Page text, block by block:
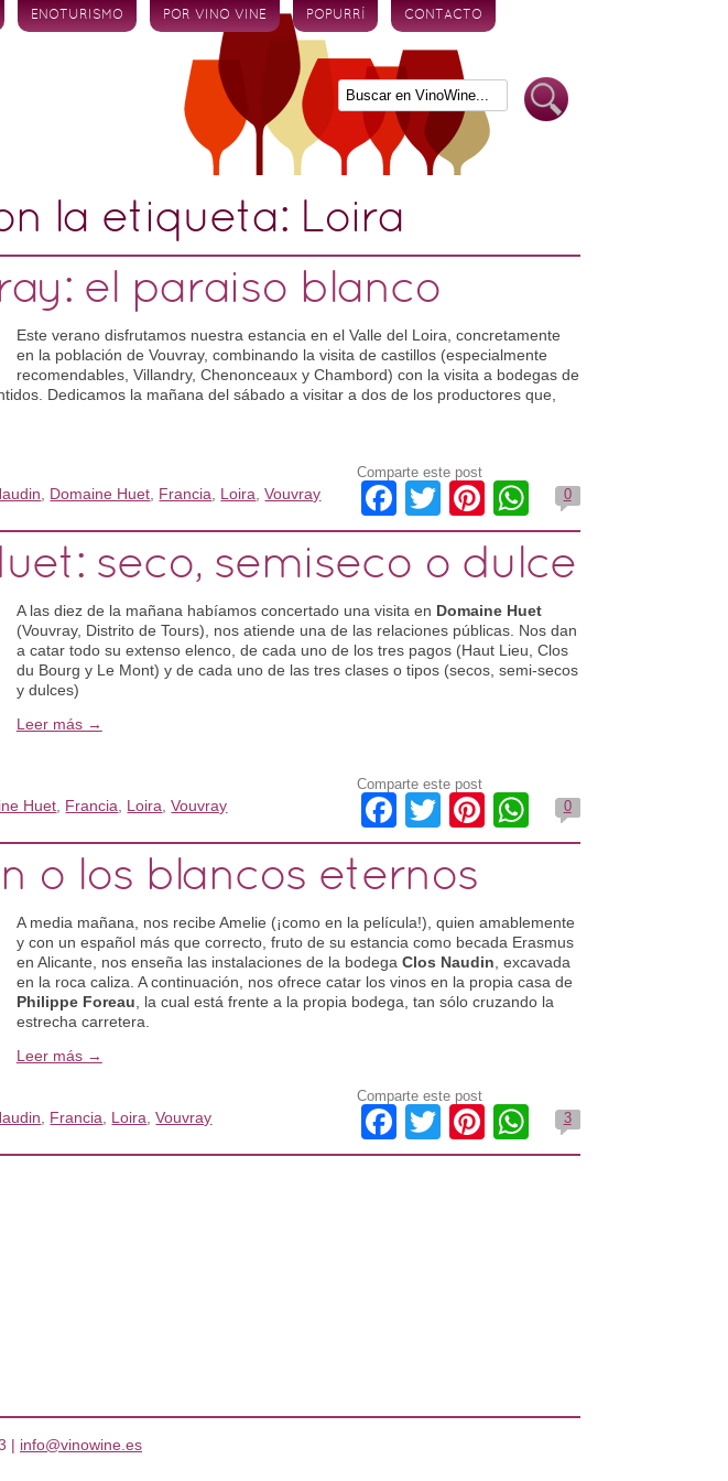
ENOTURISMO POR VINO VINE POPURRÍ CONTACTO
la etiqueta: Loira
el paraiso blanco
Este verano disfrutamos nuestra estancia en el Valle del Loira, concretamente
en la población de Vouvray, combinando la visita de castillos (especialmente
recomendables, Villandry, Chenonceaux y Chambord) con la visita a bodegas de
Dedicamos la mañana del sábado a visitar a dos de los productores que,
Domaine Huet Francia Loira ,Vouvray
Comparte este post
Facebook
TwitterPinterest
WhatsApp
0
seco, semiseco o dulce
A las diez de la mañana habíamos concertado una visita en Domaine Huet
(Vouvray, Distrito de Tours), nos atiende una de las relaciones públicas. Nos dan
a catar todo su extenso elenco, de cada uno de los tres pagos (Haut Lieu, Clos
du Bourg y Le Mont) y de cada uno de las tres clases o tipos (secos, semi-secos
y dulces)
Leer más →
Huet Francia Loira ,Vouvray
Comparte este post
Facebook
TwitterPinterest
WhatsApp
0
o los blancos eternos
A media mañana, nos recibe Amelie (¡como en la película!), quien amablemente
y con un español más que correcto, fruto de su estancia como becada Erasmus
en Alicante, nos enseña las instalaciones de la bodega Clos Naudin , excavada
en la roca caliza. A continuación, nos ofrece catar los vinos en la propia casa de
Philippe Foreau , la cual está frente a la propia bodega, tan sólo cruzando la
estrecha carretera.
Leer más →
Francia Loira ,Vouvray
Comparte este post
Facebook
TwitterPinterest
WhatsApp
3
| info@vinowine.es